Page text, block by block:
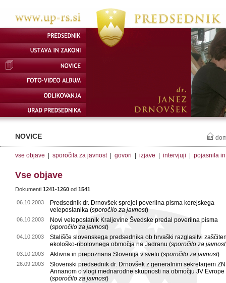
NOVICE
vse objave sporočila za javnost| govori izjave intervjuji pojasnila
Vse objave
Dokumenti 1241-1260 od 1541
06.10.2003
Predsednik dr. Drnovšek sprejel poverilna pisma korejskega
veleposlanika (sporočilo za javnost)
06.10.2003
Novi veleposlanik Kraljevine Švedske predal poverilna pisma
(sporočilo za javnost)
04.10.2003
Stališče slovenskega predsednika ob hrvaški razglasitvi
ekološko-ribolovnega območja na Jadranu (sporočilo za javnost
03.10.2003 Aktivna in prepoznana Slovenija v svetu (sporočilo za javnost)
26.09.2003
Slovenski predsednik dr. Drnovšek z generalnim sekretarjem ZN
Annanom o vlogi mednarodne skupnosti na območju JV Evrope
(sporočilo za javnost)